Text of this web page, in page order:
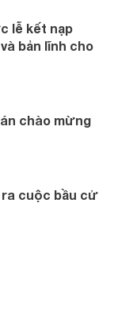
lễ kết nạp
bản lĩnh cho
chào mừng
cuộc bầu cử